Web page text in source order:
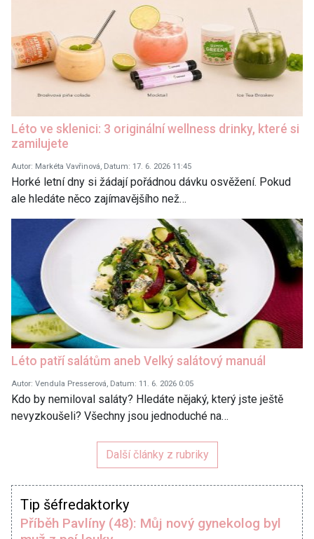
Léto ve sklenici: 3 originální wellness drinky, které si
zamilujete
Autor: Markéta Vavřinová, Datum: 17. 6. 2026 11:45
Horké letní dny si žádají pořádnou dávku osvěžení. Pokud
ale hledáte něco zajímavějšího než…
Léto patří salátům aneb Velký salátový manuál
Autor: Vendula Presserová, Datum: 11. 6. 2026 0:05
Kdo by nemiloval saláty? Hledáte nějaký, který jste ještě
nevyzkoušeli? Všechny jsou jednoduché na…
Další články z rubriky
Tip šéfredaktorky
Příběh Pavlíny (48): Můj nový gynekolog byl